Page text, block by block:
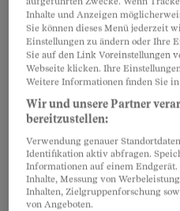
Teilen Anhören Merken
Artikel teilen
Geräuschlos und
Räume, Labors und
Ansprüche an
stellen, nisten sie sich
Schimmelpilze.
Schimmelsporen durch
an ihren «Opfern» –
Inhalte und Anzeigen
Sie können dieses Menü jederzeit
Einstellungen zu ändern oder Ihre
Sie auf den Link Voreinstellungen
Webseite klicken. Ihre
Weitere Informationen finden Sie
Wir und unsere Partner
bereitzustellen:
Verwendung genauer
Identifikation aktiv abfragen.
Informationen auf einem
Inhalte, Messung von
Inhalten, Zielgruppenforschung
von Angeboten.